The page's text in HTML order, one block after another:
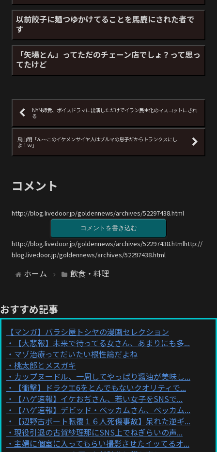
以前餃子に麺つゆかけてることを馬鹿にされた者で
す
「矢場とん」ってただのチェーン店でしょ？って思っ
てたけど
NYN姉貴、ボイスドラマに出演しただけでイラン民主化のマスコットにされ
る
鳥山明「ん～このイケメンサイヤ人はブルマの息子だからトランクスにし
よ！ｗ」
コメント
http://blog.livedoor.jp/goldennews/archives/52297438.html
コメントを書き込む
http://blog.livedoor.jp/goldennews/archives/52297438.htmlhttp://
blog.livedoor.jp/goldennews/archives/52297438.html
ホーム 飲食・料理
おすすめ記事
【マンガ】バラシ屋トシヤの漫画セレクション
【大悲報】未来で待ってる女さん、あまりにも多...
マゾ治療ってだいたい根性論だよね
桃太郎とメスガキ
カップヌードル、一周してやっぱり醤油が美味し...
【衝撃】ドラクエ6をとんでもないクオリティで...
【ハゲ速報】イケおぢさん、若い女子をSNSで...
【ハゲ速報】デビッド・ベッカムさん、ベッカム...
【辺野古ボート転覆１６人死傷事故】呆れた逆ギ...
現役引退の古賀紗理那にSNS上でねぎらいの声...
主婦に個室に入ってもらい撮影させたイッてるオ...